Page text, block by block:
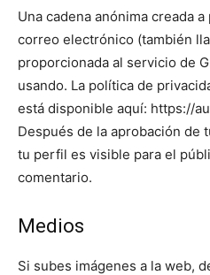
Una cadena anónima creada
correo electrónico (también
proporcionada al servicio de
usando. La política de
está disponible aquí: https://
Después de la aprobación de
tu perfil es visible para el
comentario.
Medios
Si subes imágenes a la web,